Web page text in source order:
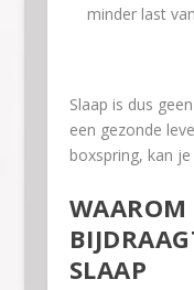
minder last
Slaap is dus
een gezonde
boxspring, kan
WAAROM
SLAAP